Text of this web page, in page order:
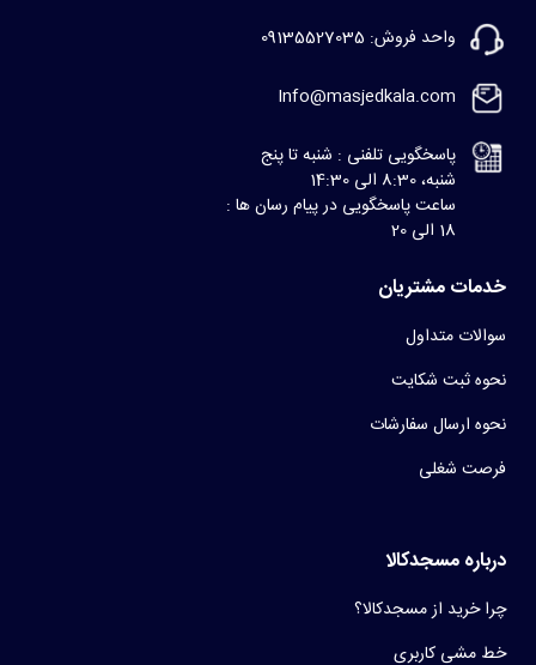
واحد فروش: 09135527035
Info@masjedkala.com
پاسخگویی تلفنی : شنبه تا پنج
شنبه، 8:30 الی 14:30
ساعت پاسخگویی در پیام رسان ها :
18 الی 20
خدمات مشتریان
سوالات متداول
نحوه ثبت شکایت
نحوه ارسال سفارشات
فرصت شغلی
درباره مسجدکالا
چرا خرید از مسجدکالا؟
خط مشی کاربری